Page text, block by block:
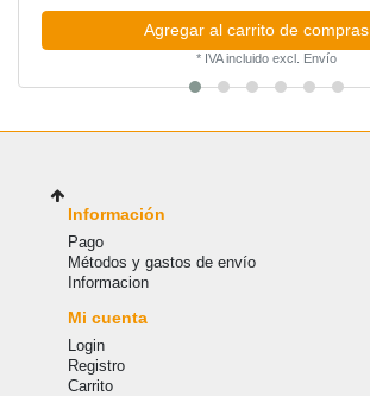
Agregar al carrito de compras
* IVA incluido excl. Envío
Información
Pago
Métodos y gastos de envío
Informacion
Mi cuenta
Login
Registro
Carrito